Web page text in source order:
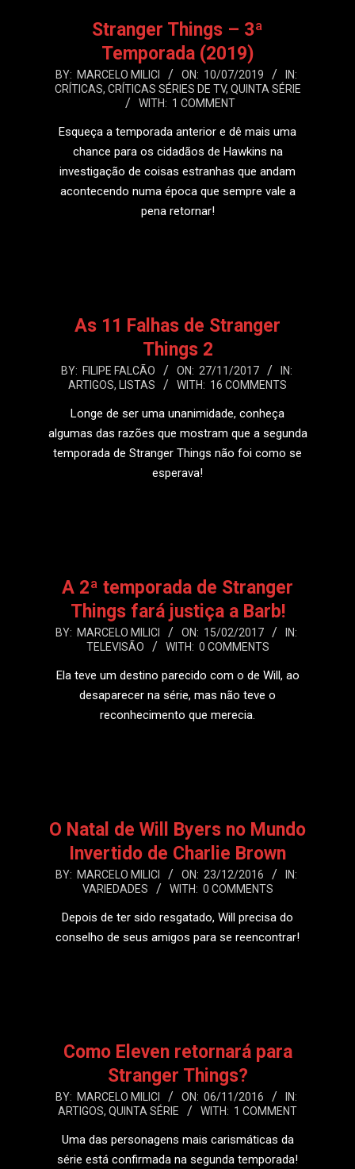
Stranger Things – 3ª
Temporada (2019)
2019-
07-
BY: MARCELO MILICI ON: 10/07/2019
IN:
CRÍTICAS, CRÍTICAS SÉRIES DE TV, QUINTA SÉRIE
WITH: 1 COMMENT
Esqueça a temporada anterior e dê mais uma
chance para os cidadãos de Hawkins na
investigação de coisas estranhas que andam
acontecendo numa época que sempre vale a
pena retornar!
As 11 Falhas de Stranger
Things 2
2017-
BY: FILIPE FALCÃO ON: 27/11/2017
IN:
ARTIGOS, LISTAS WITH: 16 COMMENTS
Longe de ser uma unanimidade, conheça
algumas das razões que mostram que a segunda
temporada de Stranger Things não foi como se
esperava!
A 2ª temporada de Stranger
Things fará justiça a Barb!
2017-
15
BY: MARCELO MILICI ON: 15/02/2017
IN:
TELEVISÃO
WITH: 0 COMMENTS
Ela teve um destino parecido com o de Will, ao
desaparecer na série, mas não teve o
reconhecimento que merecia.
O Natal de Will Byers no Mundo
Invertido de Charlie Brown
2016-
BY: MARCELO MILICI ON: 23/12/2016
IN:
VARIEDADES
WITH: 0 COMMENTS
Depois de ter sido resgatado, Will precisa do
conselho de seus amigos para se reencontrar!
Como Eleven retornará para
Stranger Things?
2016-
11-
BY: MARCELO MILICI ON: 06/11/2016
IN:
ARTIGOS, QUINTA SÉRIE WITH: 1 COMMENT
Uma das personagens mais carismáticas da
série está confirmada na segunda temporada!